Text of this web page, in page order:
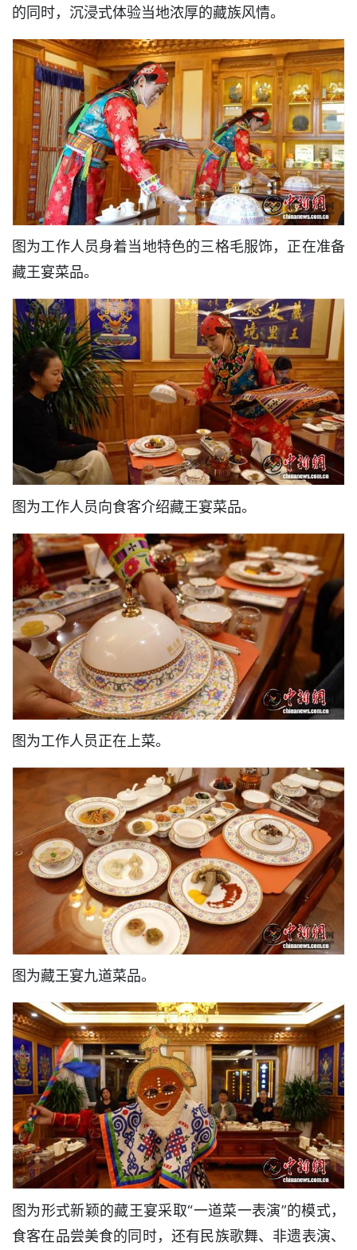
的同时，沉浸式体验当地浓厚的藏族风情。
图为工作人员身着当地特色的三格毛服饰，正在准备
藏王宴菜品。
图为工作人员向食客介绍藏王宴菜品。
图为工作人员正在上菜。
图为藏王宴九道菜品。
图为形式新颖的藏王宴采取“一道菜一表演”的模式，
食客在品尝美食的同时，还有民族歌舞、非遗表演、